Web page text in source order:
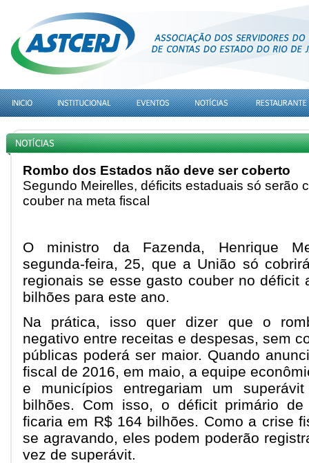
Rombo dos Estados não deve ser coberto
Segundo Meirelles, déficits estaduais só serão
couber na meta fiscal
O ministro da Fazenda, Henrique
segunda-feira, 25, que a União só
regionais se esse gasto couber no déficit
bilhões para este ano.
Na prática, isso quer dizer que o
negativo entre receitas e despesas, sem
públicas poderá ser maior. Quando
fiscal de 2016, em maio, a equipe
e municípios entregariam um
bilhões. Com isso, o déficit primário
ficaria em R$ 164 bilhões. Como a crise
se agravando, eles podem poderão
vez de superávit.